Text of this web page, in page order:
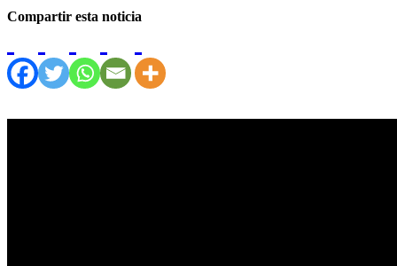
Compartir esta noticia